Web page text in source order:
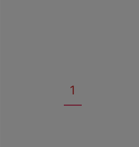
1